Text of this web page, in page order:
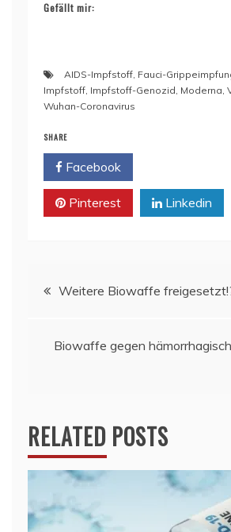
Gefällt mir:
AIDS-Impfstoff, Fauci-
Impfstoff, Impfstoff-Genozid, Moderna,
Wuhan-Coronavirus
SHARE
Facebook
Pinterest Linkedin
Beitragsnavigation
Weitere Biowaffe
Biowaffe gegen
RELATED POSTS